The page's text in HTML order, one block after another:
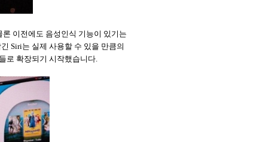
론 이전에도 음성인식 기능이 있기는
Siri는 실제 사용할 수 있을 만큼의
로 확장되기 시작했습니다.